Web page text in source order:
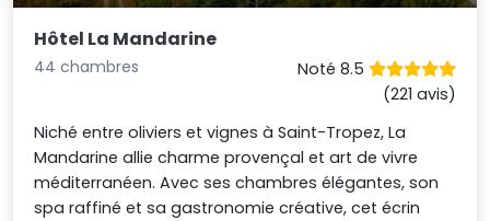
Hôtel La Mandarine
44 chambres
Noté 8.5
(221 avis)
Niché entre oliviers et vignes à Saint-Tropez, La
Mandarine allie charme provençal et art de vivre
méditerranéen. Avec ses chambres élégantes, son
spa raffiné et sa gastronomie créative, cet écrin